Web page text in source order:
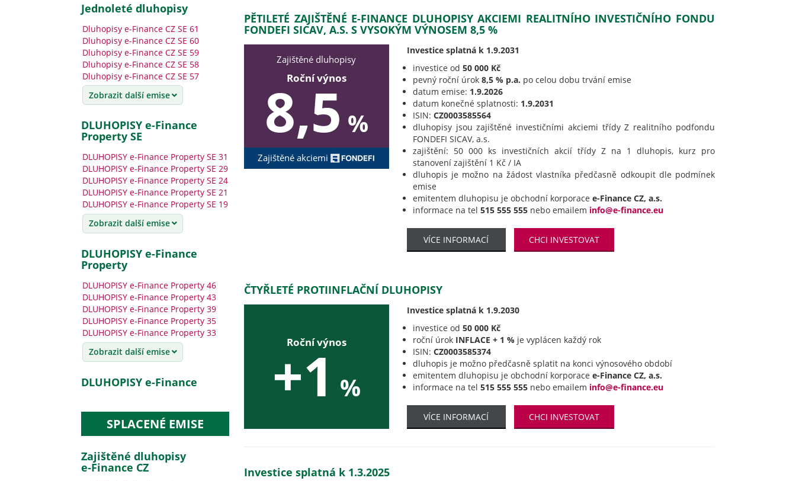
PĚTILETÉ ZAJIŠTĚNÉ E-FINANCE DLUHOPISY AKCIEMI REALITNÍHO INVESTIČNÍHO FONDU
FONDEFI SICAV, A.S. S VYSOKÝM VÝNOSEM 8,5 %
Zajištěné dluhopisy
Roční výnos
8,5 %
Zajištěné akciemi
Investice splatná k 1.9.2031
investice od 50 000 Kč
pevný roční úrok 8,5 % p.a. po celou dobu trvání emise
datum emise: 1.9.2026
datum konečné splatnosti: 1.9.2031
ISIN: CZ0003585564
dluhopisy jsou zajištěné investičními akciemi třídy Z realitního podfondu
FONDEFI SICAV, a.s.
zajištění: 50 000 ks investičních akcií třídy Z na 1 dluhopis, kurz pro
stanovení zajištění 1 Kč / IA
dluhopis je možno na žádost vlastníka předčasně odkoupit dle podmínek
emise
emitentem dluhopisu je obchodní korporace e-Finance CZ, a.s.
informace na tel 515 555 555nebo emailem info@e-finance.eu
VÍCE INFORMACÍ CHCI INVESTOVAT
ČTYŘLETÉ PROTIINFLAČNÍ DLUHOPISY
Roční výnos
+1 %
Investice splatná k 1.9.2030
investice od 50 000 Kč
roční úrok INFLACE + 1 % je vyplácen každý rok
ISIN: CZ0003585374
dluhopis je možno předčasně splatit na konci výnosového období
emitentem dluhopisu je obchodní korporace e-Finance CZ, a.s.
informace na tel 515 555 555nebo emailem info@e-finance.eu
VÍCE INFORMACÍ CHCI INVESTOVAT
Investice splatná k 1.3.2025
jednoleté dluhopisy
Dluhopisy e-Finance CZ SE 61
Dluhopisy e-Finance CZ SE 60
Dluhopisy e-Finance CZ SE 59
Dluhopisy e-Finance CZ SE 58
Dluhopisy e-Finance CZ SE 57
Zobrazit další emise
DLUHOPISY e-Finance
Property SE
DLUHOPISY e-Finance Property SE 31
DLUHOPISY e-Finance Property SE 29
DLUHOPISY e-Finance Property SE 24
DLUHOPISY e-Finance Property SE 21
DLUHOPISY e-Finance Property SE 19
Zobrazit další emise
DLUHOPISY e-Finance
Property
DLUHOPISY e-Finance Property 46
DLUHOPISY e-Finance Property 43
DLUHOPISY e-Finance Property 39
DLUHOPISY e-Finance Property 35
DLUHOPISY e-Finance Property 33
Zobrazit další emise
DLUHOPISY e-Finance
SPLACENÉ EMISE
Zajištěné dluhopisy
e‑Finance CZ